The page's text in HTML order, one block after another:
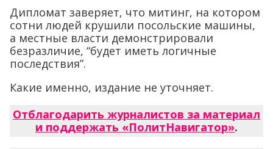
Дипломат заверяет, что митинг, на котором
сотни людей крушили посольские машины,
а местные власти демонстрировали
безразличие, “будет иметь логичные
последствия”.
Какие именно, издание не уточняет.
Отблагодарить журналистов за материал
и поддержать «ПолитНавигатор».